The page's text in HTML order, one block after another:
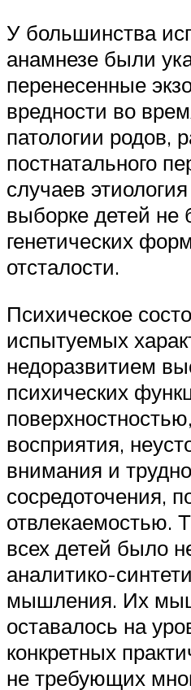
У большинства
анамнезе были
перенесенные
вредности во
патологии родов,
постнатального
случаев
выборке детей не
генетических
отсталости.
Психическое
испытуемых
недоразвитием
психических
восприятия,
внимания и
сосредоточения,
отвлекаемостью.
всех детей было
аналитико-
мышления. Их
оставалось на
конкретных
не требующих